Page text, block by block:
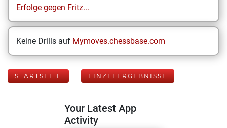
Erfolge gegen Fritz...
Keine Drills auf Mymoves.chessbase.com
STARTSEITE EINZELERGEBNISSE
Your Latest App
Activity